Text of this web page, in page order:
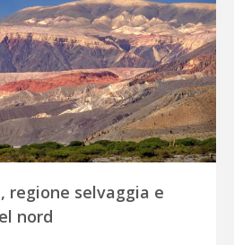
regione selvaggia e
nord